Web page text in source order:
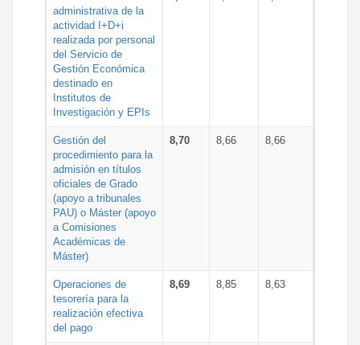
administrativa de la
actividad I+D+i
realizada por personal
del Servicio de
Gestión Económica
destinado en
Institutos de
Investigación y EPIs
Gestión del
procedimiento para la
admisión en títulos
oficiales de Grado
(apoyo a tribunales
PAU) o Máster (apoyo
a Comisiones
Académicas de
Máster)
8,70 8,66 8,66
Operaciones de
tesorería para la
realización efectiva
del pago
8,69 8,85 8,63